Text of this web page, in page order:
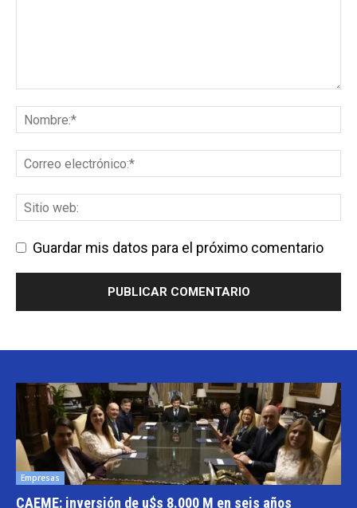
Guardar mis datos para el próximo comentario
Empresas
CAEME: inversión de u$s 8.000 M en seis años